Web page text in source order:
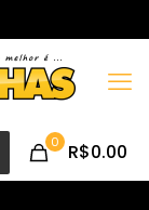
0 R$0.00